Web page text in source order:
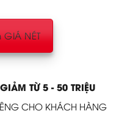
NÉT
TỪ 5 - 50 TRIỆU
CHO KHÁCH HÀNG